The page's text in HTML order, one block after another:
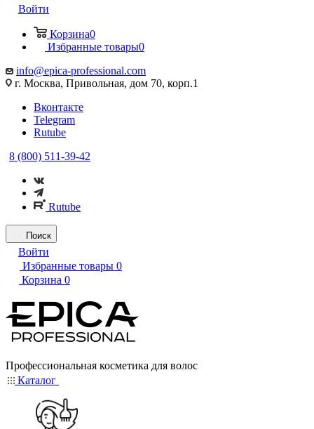
Войти
Корзина0
Избранные товары0
info@epica-professional.com
г. Москва, Привольная, дом 70, корп.1
Вконтакте
Telegram
Rutube
8 (800) 511-39-42
Rutube
Поиск
Войти
Избранные товары 0
Корзина 0
Профессиональная косметика для волос
Каталог